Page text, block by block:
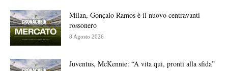
Milan, Gonçalo Ramos è il nuovo centravanti
rossonero
8 Agosto 2026
Juventus, McKennie: “A vita qui, pronti alla sfida”